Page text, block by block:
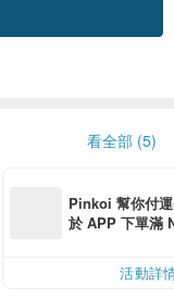
看全部 (5)
Pinkoi 幫你付
於 APP 下單滿
活動詳